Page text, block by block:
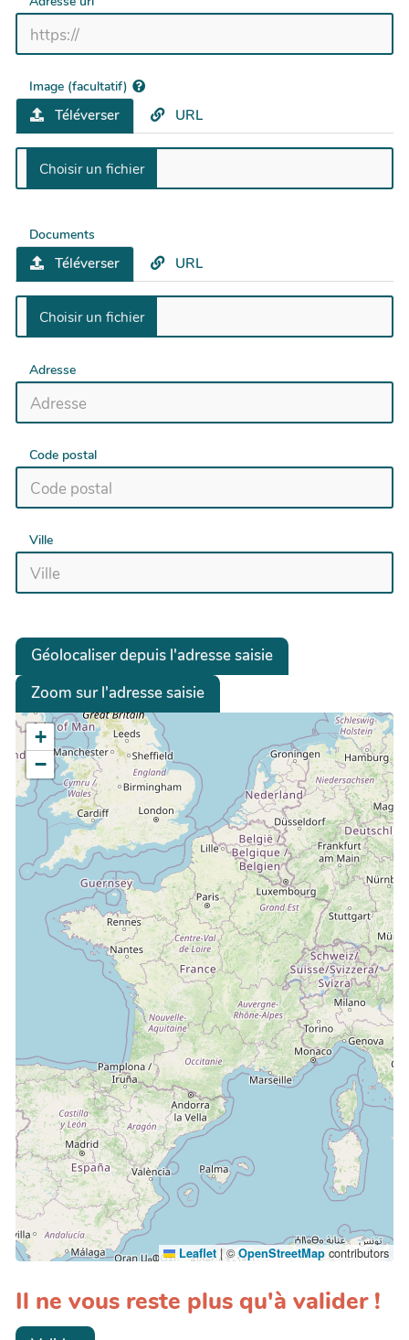
Image (facultatif)
Téléverser URL
Documents
Téléverser URL
Adresse
Code postal
Ville
Géolocaliser depuis l'adresse saisie
Zoom sur l'adresse saisie
+
−
Leaflet |©OpenStreetMap contributors
Il ne vous reste plus qu'à valider !